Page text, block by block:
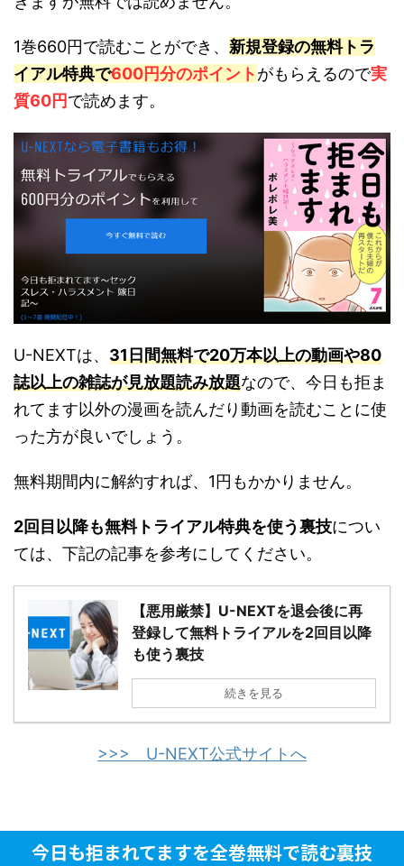
1巻660円で読むことができ、 新規登録の無料トラ
イアル特典で600円分のポイントがもらえるので実
質60円で読めます。
U-NEXTは、 31日間無料で20万本以上の動画や80
誌以上の雑誌が見放題読み放題なので、今日も拒ま
れてます以外の漫画を読んだり動画を読むことに使
った方が良いでしょう。
無料期間内に解約すれば、1円もかかりません。
2回目以降も無料トライアル特典を使う裏技につい
ては、下記の記事を参考にしてください。
【悪用厳禁】U-NEXTを退会後に再
登録して無料トライアルを2回目以降
も使う裏技
続きを見る
>>> U-NEXT公式サイトへ
今日も拒まれてますを全巻無料で読む裏技